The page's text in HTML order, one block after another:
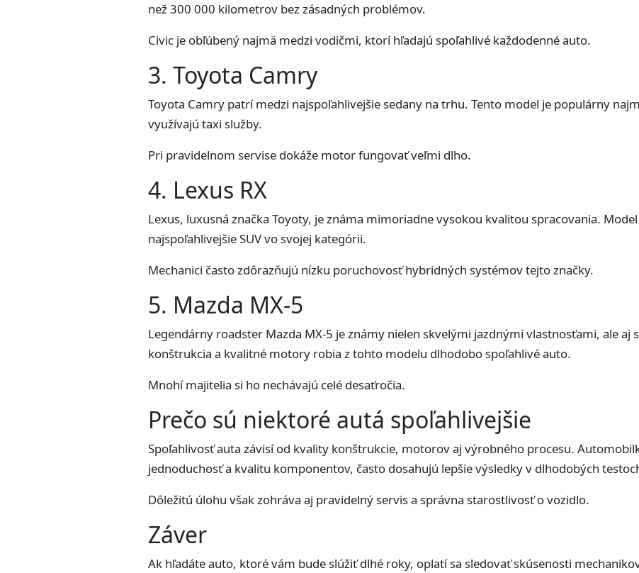
než 300 000 kilometrov bez zásadných problémov.
Civic je obľúbený najmä medzi vodičmi, ktorí hľadajú spoľahlivé každodenné auto.
3. Toyota Camry
Toyota Camry patrí medzi najspoľahlivejšie sedany na trhu. Tento model je populárny
využívajú taxi služby.
Pri pravidelnom servise dokáže motor fungovať veľmi dlho.
4. Lexus RX
Lexus, luxusná značka Toyoty, je známa mimoriadne vysokou kvalitou spracovania.
najspoľahlivejšie SUV vo svojej kategórii.
Mechanici často zdôrazňujú nízku poruchovosť hybridných systémov tejto značky.
5. Mazda MX-5
Legendárny roadster Mazda MX-5 je známy nielen skvelými jazdnými vlastnosťami, ale aj
konštrukcia a kvalitné motory robia z tohto modelu dlhodobo spoľahlivé auto.
Mnohí majitelia si ho nechávajú celé desaťročia.
Prečo sú niektoré autá spoľahlivejšie
Spoľahlivosť auta závisí od kvality konštrukcie, motorov aj výrobného procesu.
jednoduchosť a kvalitu komponentov, často dosahujú lepšie výsledky v dlhodobých
Dôležitú úlohu však zohráva aj pravidelný servis a správna starostlivosť o vozidlo.
Záver
Ak hľadáte auto, ktoré vám bude slúžiť dlhé roky, oplatí sa sledovať skúsenosti